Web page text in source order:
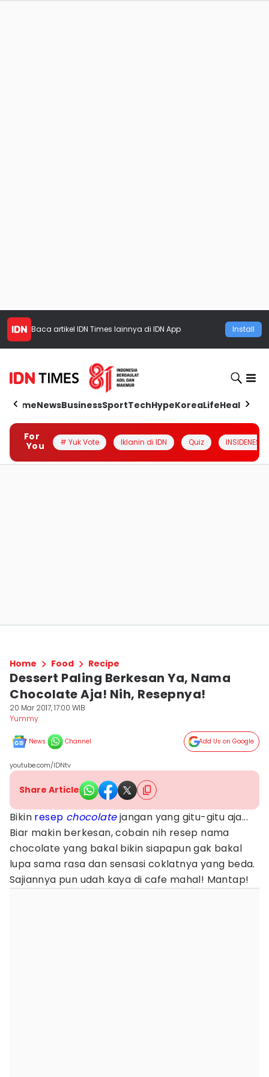
Baca artikel IDN Times lainnya di IDN App Install
HomeNewsBusinessSportTechHypeKoreaLifeHealth
For
You
# Yuk Vote Iklanin di IDN Quiz INSIDENESIA
Home Food Recipe
Dessert Paling Berkesan Ya, Nama
Chocolate Aja! Nih, Resepnya!
20 Mar 2017, 17:00 WIB
Yummy
News Channel Add Us on Google
youtube.com/IDNtv
Share Article
Bikin resep chocolatejangan yang gitu-gitu aja...
Biar makin berkesan, cobain nih resep nama
chocolate yang bakal bikin siapapun gak bakal
lupa sama rasa dan sensasi coklatnya yang beda.
Sajiannya pun udah kaya di cafe mahal! Mantap!